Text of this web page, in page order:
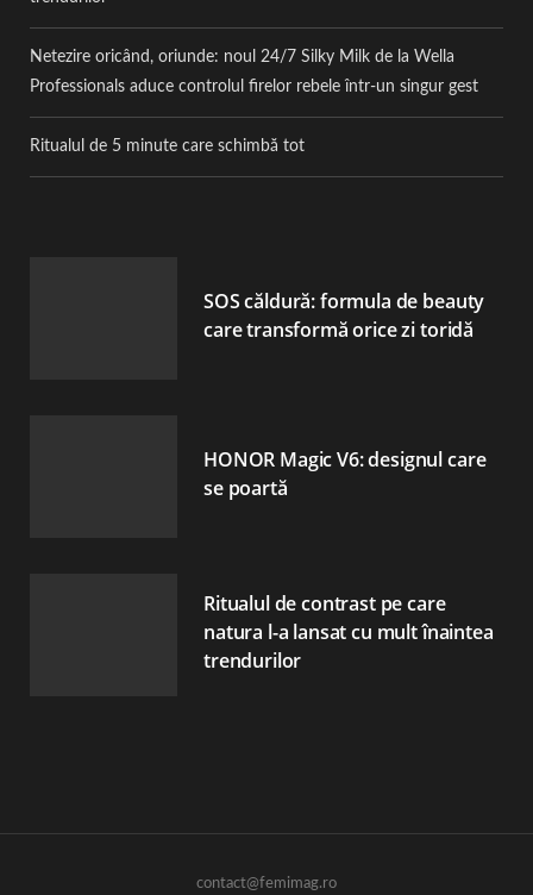
Netezire oricând, oriunde: noul 24/7 Silky Milk de la Wella
Professionals aduce controlul firelor rebele într-un singur gest
Ritualul de 5 minute care schimbă tot
SOS căldură: formula de beauty
care transformă orice zi toridă
HONOR Magic V6: designul care
se poartă
Ritualul de contrast pe care
natura l-a lansat cu mult înaintea
trendurilor
contact@femimag.ro